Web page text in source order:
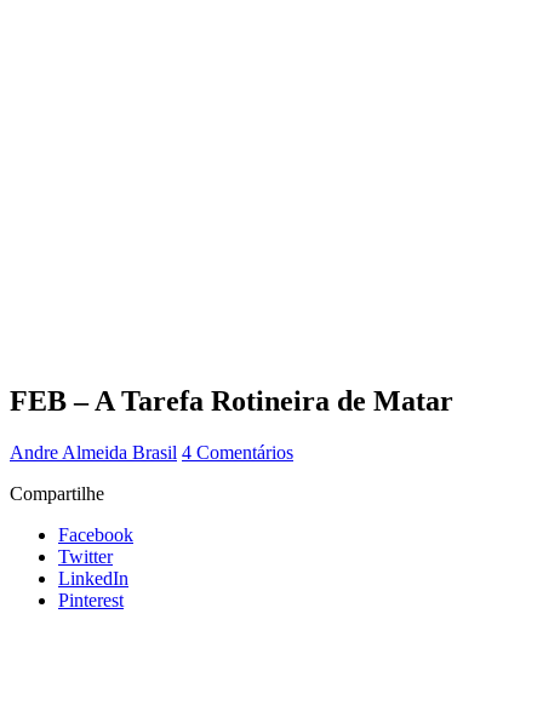
FEB – A Tarefa Rotineira de Matar
Andre Almeida Brasil 4 Comentários
Compartilhe
Facebook
Twitter
LinkedIn
Pinterest